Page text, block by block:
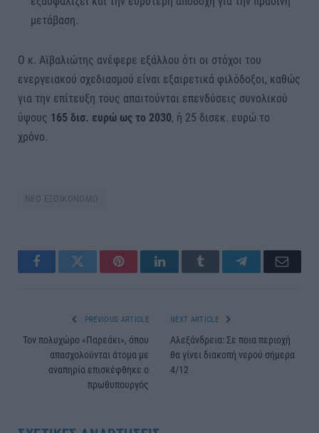
μετάβαση.
Ο κ. Αϊβαλιώτης ανέφερε εξάλλου ότι οι στόχοι του
ενεργειακού σχεδιασμού είναι εξαιρετικά φιλόδοξοι, καθώς
για την επίτευξη τους απαιτούνται επενδύσεις συνολικού
ύψους 165 δισ. ευρώ ως το 2030, ή 25 δισεκ. ευρώ το
χρόνο.
ΝΕΟ ΕΞΟΙΚΟΝΟΜΩ
FacebookTwitter PinterestLinkedInTumblr TelegramEmail
PREVIOUS ARTICLE
Τον πολυχώρο «Παρεάκι», όπου
απασχολούνται άτομα με
αναπηρία επισκέφθηκε ο
πρωθυπουργός
NEXT ARTICLE
Αλεξάνδρεια: Σε ποια περιοχή
θα γίνει διακοπή νερού σήμερα
4/12